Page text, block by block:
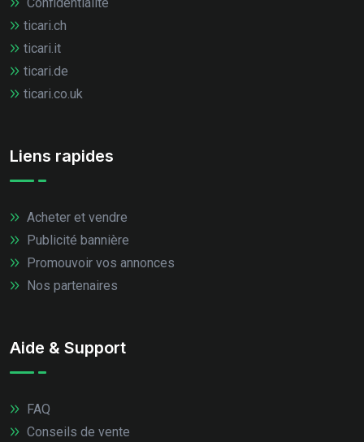
ticari.ch
ticari.it
ticari.de
ticari.co.uk
Liens rapides
Acheter et vendre
Publicité bannière
Promouvoir vos annonces
Nos partenaires
Aide & Support
FAQ
Conseils de vente